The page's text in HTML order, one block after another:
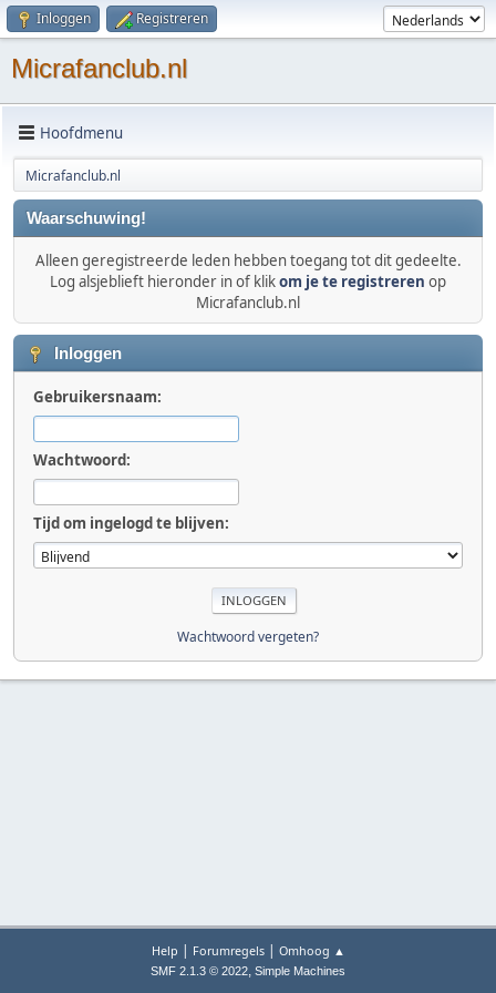
Inloggen Registreren
Micrafanclub.nl
Hoofdmenu
Micrafanclub.nl
Waarschuwing!
Alleen geregistreerde leden hebben toegang tot dit gedeelte.
Log alsjeblieft hieronder in of klikom je te registreren op
Micrafanclub.nl
Inloggen
Gebruikersnaam:
Wachtwoord:
Tijd om ingelogd te blijven:
Wachtwoord vergeten?
Help | Forumregels| Omhoog ▲
SMF 2.1.3 © 2022, Simple Machines